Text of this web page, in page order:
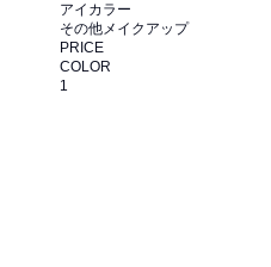
アイカラー
その他メイクアップ
PRICE
COLOR
1